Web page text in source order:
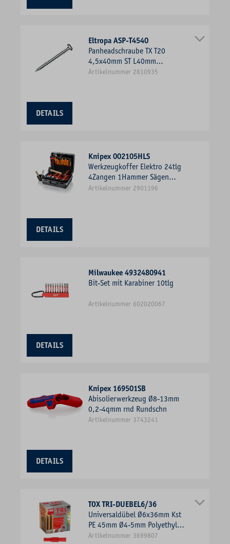
Eltropa ASP-T4540
Panheadschraube TX T20
4,5x40mm ST L40mm
Innensechsrund TX
Artikelnummer 2810935
DETAILS
Knipex 002105HLS
Werkzeugkoffer Elektro 24tlg
4Zangen 1Hammer Sägen
2xPH 2xPZ 4xSchlitz
Artikelnummer 2901196
DETAILS
Milwaukee 4932480941
Bit-Set mit Karabiner 10tlg
Artikelnummer 602020067
DETAILS
Knipex 169501SB
Abisolierwerkzeug Ø8-13mm
0,2-4qmm rnd Rundschn
Artikelnummer 3743241
DETAILS
TOX TRI-DUEBEL6/36
Universaldübel Ø6x36mm Kst
PE 45mm Ø4-5mm Polyethylen
(PE)
Artikelnummer 3699807